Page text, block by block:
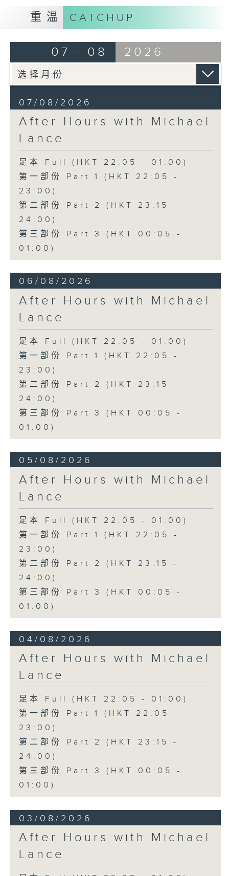
重温 CATCHUP
07 - 08 2026
07/08/2026
After Hours with Michael
Lance
足本 Full (HKT 22:05 - 01:00)
第一部份 Part 1 (HKT 22:05 -
23:00)
第二部份 Part 2 (HKT 23:15 -
24:00)
第三部份 Part 3 (HKT 00:05 -
01:00)
06/08/2026
After Hours with Michael
Lance
足本 Full (HKT 22:05 - 01:00)
第一部份 Part 1 (HKT 22:05 -
23:00)
第二部份 Part 2 (HKT 23:15 -
24:00)
第三部份 Part 3 (HKT 00:05 -
01:00)
05/08/2026
After Hours with Michael
Lance
足本 Full (HKT 22:05 - 01:00)
第一部份 Part 1 (HKT 22:05 -
23:00)
第二部份 Part 2 (HKT 23:15 -
24:00)
第三部份 Part 3 (HKT 00:05 -
01:00)
04/08/2026
After Hours with Michael
Lance
足本 Full (HKT 22:05 - 01:00)
第一部份 Part 1 (HKT 22:05 -
23:00)
第二部份 Part 2 (HKT 23:15 -
24:00)
第三部份 Part 3 (HKT 00:05 -
01:00)
03/08/2026
After Hours with Michael
Lance